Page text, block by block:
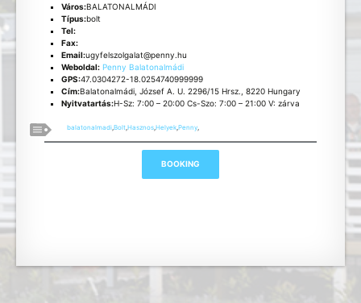
Város:BALATONALMÁDI
Típus:bolt
Tel:
Fax:
Email:ugyfelszolgalat@penny.hu
Weboldal: Penny Balatonalmádi
GPS:47.0304272-18.0254740999999
Cím:Balatonalmádi, József A. U. 2296/15 Hrsz., 8220 Hungary
Nyitvatartás:H-Sz: 7:00 – 20:00 Cs-Szo: 7:00 – 21:00 V: zárva
balatonalmadi ,Bolt ,Hasznos ,Helyek ,Penny